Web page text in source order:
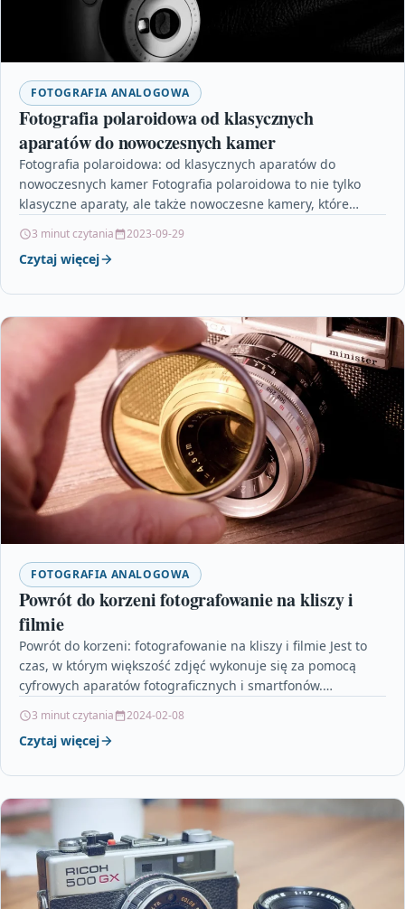
FOTOGRAFIA ANALOGOWA
Fotografia polaroidowa od klasycznych
aparatów do nowoczesnych kamer
Fotografia polaroidowa: od klasycznych aparatów do
nowoczesnych kamer Fotografia polaroidowa to nie tylko
klasyczne aparaty, ale także nowoczesne kamery, które
3 minut czytania 2023-09-29
Czytaj więcej
FOTOGRAFIA ANALOGOWA
Powrót do korzeni fotografowanie na kliszy i
filmie
Powrót do korzeni: fotografowanie na kliszy i filmie Jest to
czas, w którym większość zdjęć wykonuje się za pomocą
cyfrowych aparatów fotograficznych i smartfonów.…
3 minut czytania 2024-02-08
Czytaj więcej